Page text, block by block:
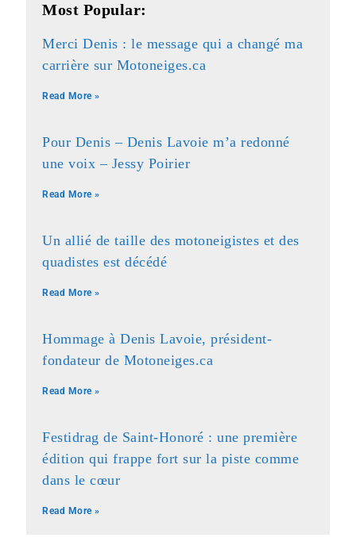
Most Popular:
Merci Denis : le message qui a changé ma
carrière sur Motoneiges.ca
Read More »
Pour Denis – Denis Lavoie m’a redonné
une voix – Jessy Poirier
Read More »
Un allié de taille des motoneigistes et des
quadistes est décédé
Read More »
Hommage à Denis Lavoie, président-
fondateur de Motoneiges.ca
Read More »
Festidrag de Saint-Honoré : une première
édition qui frappe fort sur la piste comme
dans le cœur
Read More »